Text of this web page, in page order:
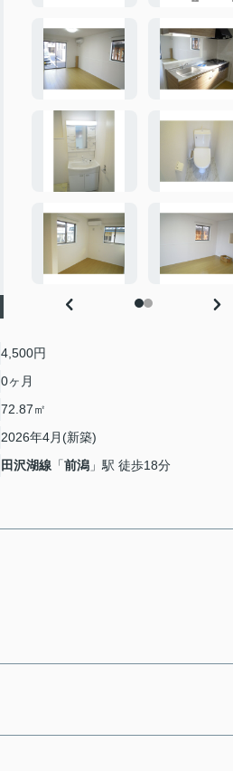
4,500円
0ヶ月
72.87㎡
2026年4月(新築)
田沢湖線 「前潟 」駅 徒歩18分